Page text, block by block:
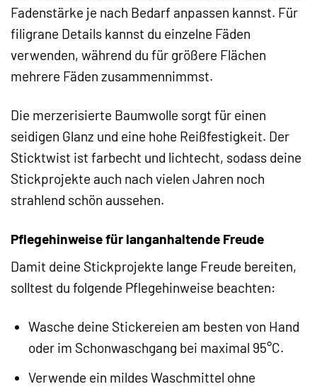
Fadenstärke je nach Bedarf anpassen kannst. Für
filigrane Details kannst du einzelne Fäden
verwenden, während du für größere Flächen
mehrere Fäden zusammennimmst.
Die merzerisierte Baumwolle sorgt für einen
seidigen Glanz und eine hohe Reißfestigkeit. Der
Sticktwist ist farbecht und lichtecht, sodass deine
Stickprojekte auch nach vielen Jahren noch
strahlend schön aussehen.
Pflegehinweise für langanhaltende Freude
Damit deine Stickprojekte lange Freude bereiten,
solltest du folgende Pflegehinweise beachten:
Wasche deine Stickereien am besten von Hand
oder im Schonwaschgang bei maximal 95°C.
Verwende ein mildes Waschmittel ohne